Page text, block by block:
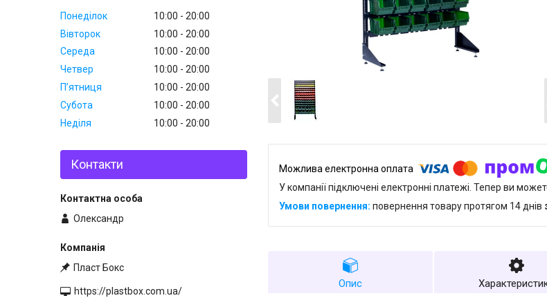
У компанії підключені електронні платежі. Тепер ви
повернення товару протягом 14 днів
Опис
Понеділок 10:00
20:00
Вівторок
10:00
20:00
Середа
10:00
20:00
Четвер
10:00
20:00
Пʼятниця
10:00
20:00
Субота
10:00
20:00
Неділя
10:00 20:00
Контакти
Олександр
Пласт Бокс
https://plastbox.com.ua/